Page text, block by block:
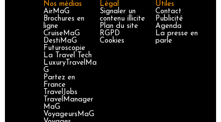
Nos médias
AirMaG
Brochures en
ligne
CruiseMaG
DestiMaG
Futuroscopie
La Travel Tech
LuxuryTravelMa
G
Partez en
France
TravelJobs
TravelManager
MaG
VoyageursMaG
Légal
Signaler un
contenu illicite
Plan du site
RGPD
Cookies
Utiles
Contact
Publicité
Agenda
La presse en
parle